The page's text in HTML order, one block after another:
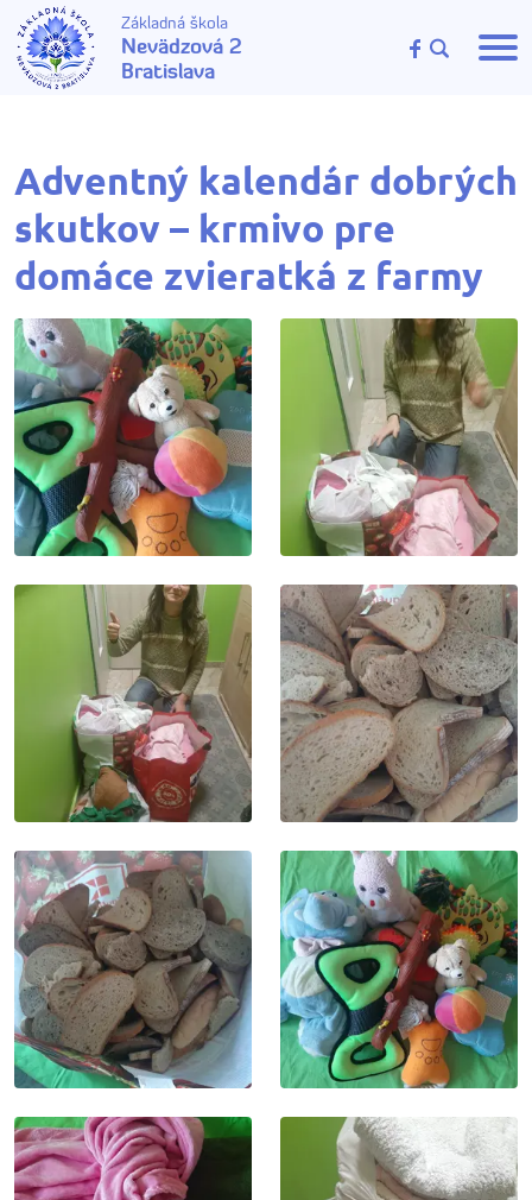
Základná škola
Nevädzová 2
Bratislava
Adventný kalendár dobrých
skutkov – krmivo pre
domáce zvieratká z farmy